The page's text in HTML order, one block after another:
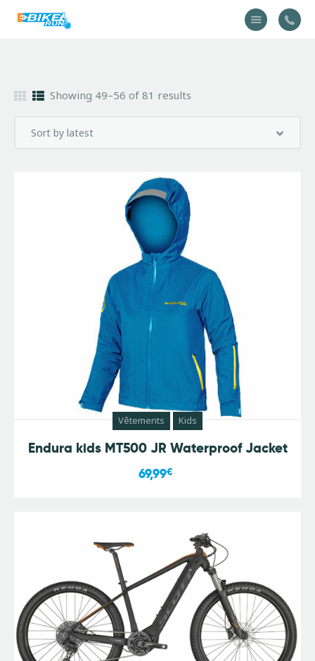
Vélo
Équipement
Contactez-nous
Showing 49–56 of 81 results
Vêtements Kids
Endura kids MT500 JR Waterproof Jacket
69,99€